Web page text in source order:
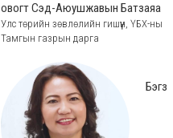
овогт Сэд-Аюушжавын Батзаяа
Улс төрийн зөвлөлийн гишүүн, ҮБХ-ны
Тамгын газрын дарга
Бэгз